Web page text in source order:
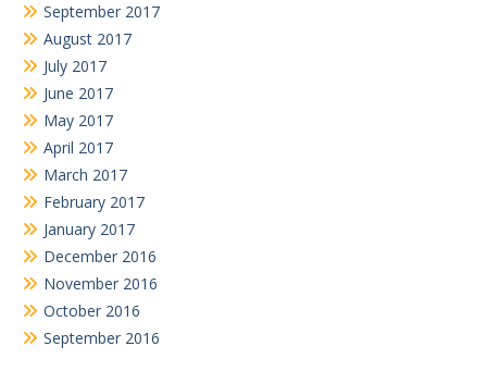
September 2017
August 2017
July 2017
June 2017
May 2017
April 2017
March 2017
February 2017
January 2017
December 2016
November 2016
October 2016
September 2016